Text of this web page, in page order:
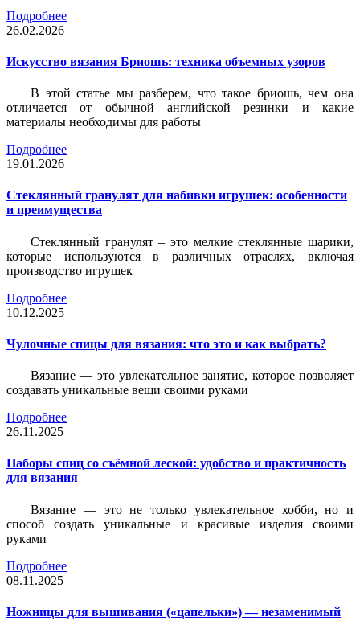
Подробнее
26.02.2026
Искусство вязания Бриошь: техника объемных узоров
В этой статье мы разберем, что такое бриошь, чем она
отличается от обычной английской резинки и какие
материалы необходимы для работы
Подробнее
19.01.2026
Стеклянный гранулят для набивки игрушек: особенности
и преимущества
Стеклянный гранулят – это мелкие стеклянные шарики,
которые используются в различных отраслях, включая
производство игрушек
Подробнее
10.12.2025
Чулочные спицы для вязания: что это и как выбрать?
Вязание — это увлекательное занятие, которое позволяет
создавать уникальные вещи своими руками
Подробнее
26.11.2025
Наборы спиц со съёмной леской: удобство и практичность
для вязания
Вязание — это не только увлекательное хобби, но и
способ создать уникальные и красивые изделия своими
руками
Подробнее
08.11.2025
Ножницы для вышивания («цапельки») — незаменимый